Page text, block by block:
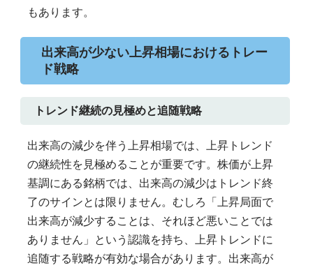
もあります。
出来高が少ない上昇相場におけるトレー
ド戦略
トレンド継続の見極めと追随戦略
出来高の減少を伴う上昇相場では、上昇トレンド
の継続性を見極めることが重要です。株価が上昇
基調にある銘柄では、出来高の減少はトレンド終
了のサインとは限りません。むしろ「上昇局面で
出来高が減少することは、それほど悪いことでは
ありません」という認識を持ち、上昇トレンドに
追随する戦略が有効な場合があります。出来高が